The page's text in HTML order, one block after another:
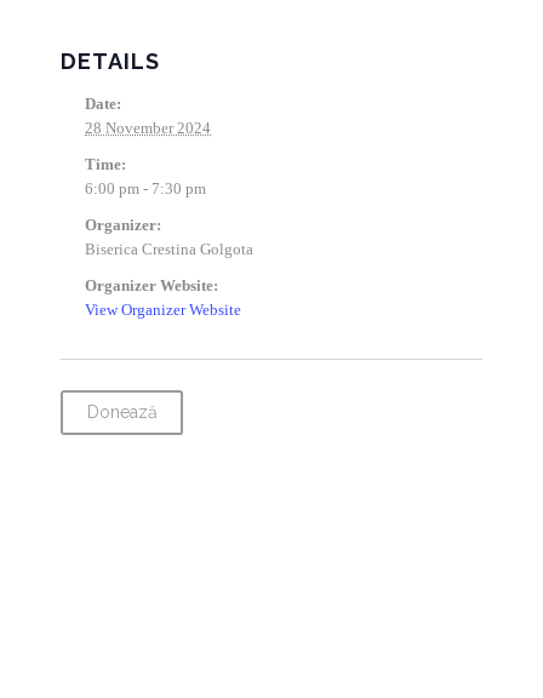
DETAILS
Date:
28 November 2024
Time:
6:00 pm - 7:30 pm
Organizer:
Biserica Crestina Golgota
Organizer Website:
View Organizer Website
Donează